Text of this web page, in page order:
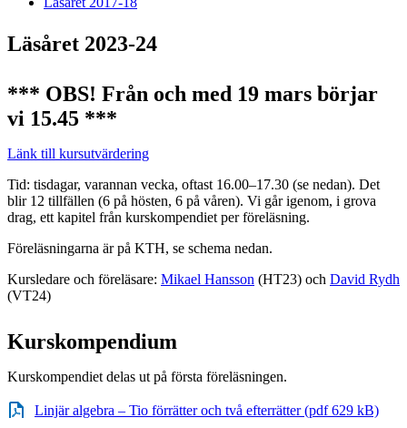
Läsåret 2023-24
*** OBS! Från och med 19 mars börjar
vi 15.45 ***
Länk till kursutvärdering
Tid: tisdagar, varannan vecka, oftast 16.00–17.30 (se nedan). Det
blir 12 tillfällen (6 på hösten, 6 på våren). Vi går igenom, i grova
drag, ett kapitel från kurskompendiet per föreläsning.
Föreläsningarna är på KTH, se schema nedan.
Kursledare och föreläsare: Mikael Hansson (HT23) och David Rydh
(VT24)
Kurskompendium
Kurskompendiet delas ut på första föreläsningen.
Linjär algebra – Tio förrätter och två efterrätter (pdf 629 kB)